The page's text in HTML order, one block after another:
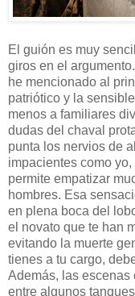
El guión es muy
giros en el
he mencionado al
patriótico y la
menos a familiares
dudas del chaval
punta los nervios de
impacientes como
permite empatizar
hombres. Esa
en plena boca del
el novato que te han
evitando la muerte
tienes a tu cargo,
Además, las
entre algunos